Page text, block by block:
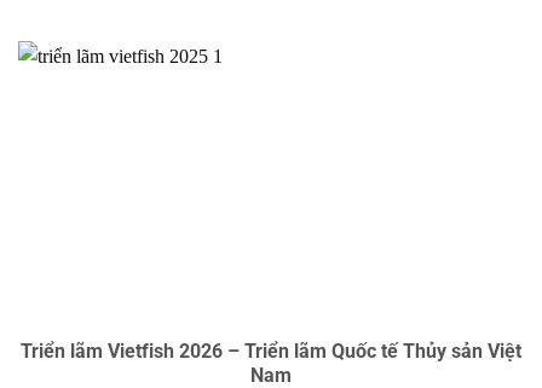
Triển lãm Vietfish 2026 – Triển lãm Quốc tế Thủy sản Việt
Nam